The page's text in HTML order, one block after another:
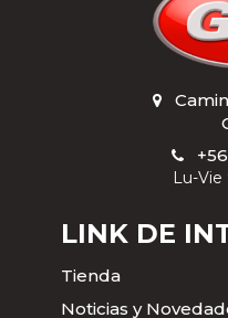
Lu-Vie
LINK DE
Tienda
Noticias y